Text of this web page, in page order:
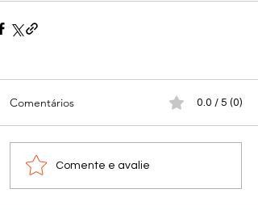
Comentários 0.0 / 5 (0)
Comente e avalie